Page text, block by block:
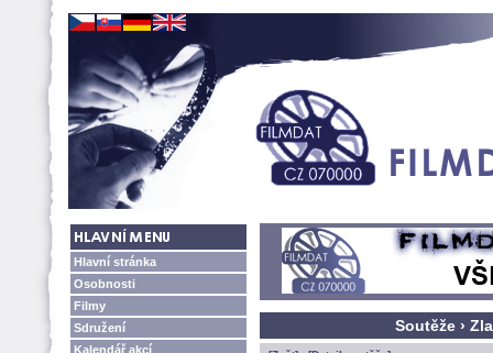
Hlavní stránka
Osobnosti
Filmy
Sdružení
Kalendář akcí
Soutěže ›